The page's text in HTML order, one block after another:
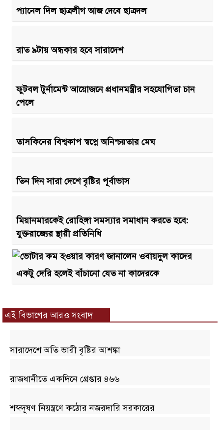
প্যানেল দিল ছাত্রলীগ আজ দেবে ছাত্রদল
রাত ৯টায় অন্ধকার হবে সারাদেশ
ফুটবল টুর্নামেন্ট আয়োজনে প্রধানমন্ত্রীর সহযোগিতা চান
পেলে
তাসকিনের বিশ্বকাপ স্বপ্নে অনিশ্চয়তার মেঘ
তিন দিন সারা দেশে বৃষ্টির পূর্বাভাস
মিয়ানমারকেই রোহিঙ্গা সমস্যার সমাধান করতে হবে:
যুক্তরাজ্যের স্থায়ী প্রতিনিধি
একটু দেরি হলেই বাঁচানো যেত না কাদেরকে
এই বিভাগের আরও সংবাদ
সারাদেশে অতি ভারী বৃষ্টির আশঙ্কা
রাজধানীতে একদিনে গ্রেপ্তার ৪৬৬
শব্দদূষণ নিয়ন্ত্রণে কঠোর নজরদারি সরকারের